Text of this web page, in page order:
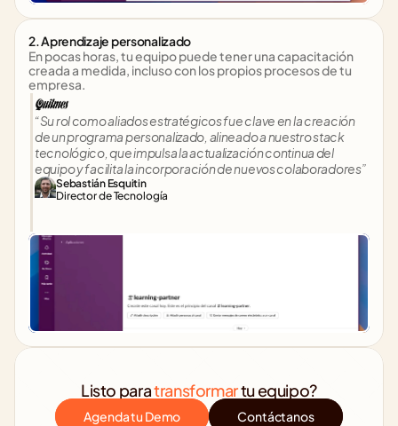
2. Aprendizaje personalizado
En pocas horas, tu equipo puede tener una capacitación
creada a medida, incluso con los propios procesos de tu
empresa.
“Su rol como aliados estratégicos fue clave en la creación
de un programa personalizado, alineado a nuestro stack
tecnológico, que impulsa la actualización continua del
equipo y facilita la incorporación de nuevos colaboradores”
Sebastián Esquitin
Director de Tecnología
Listo para transformar tu equipo?
Agenda tu Demo Contáctanos